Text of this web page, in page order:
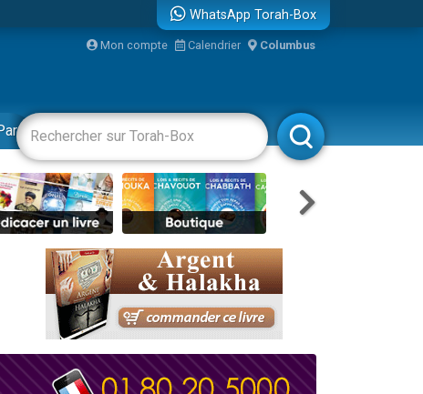
WhatsApp Torah-Box
Mon compte Calendrier Columbus
Divertissements Livres Rabbanim